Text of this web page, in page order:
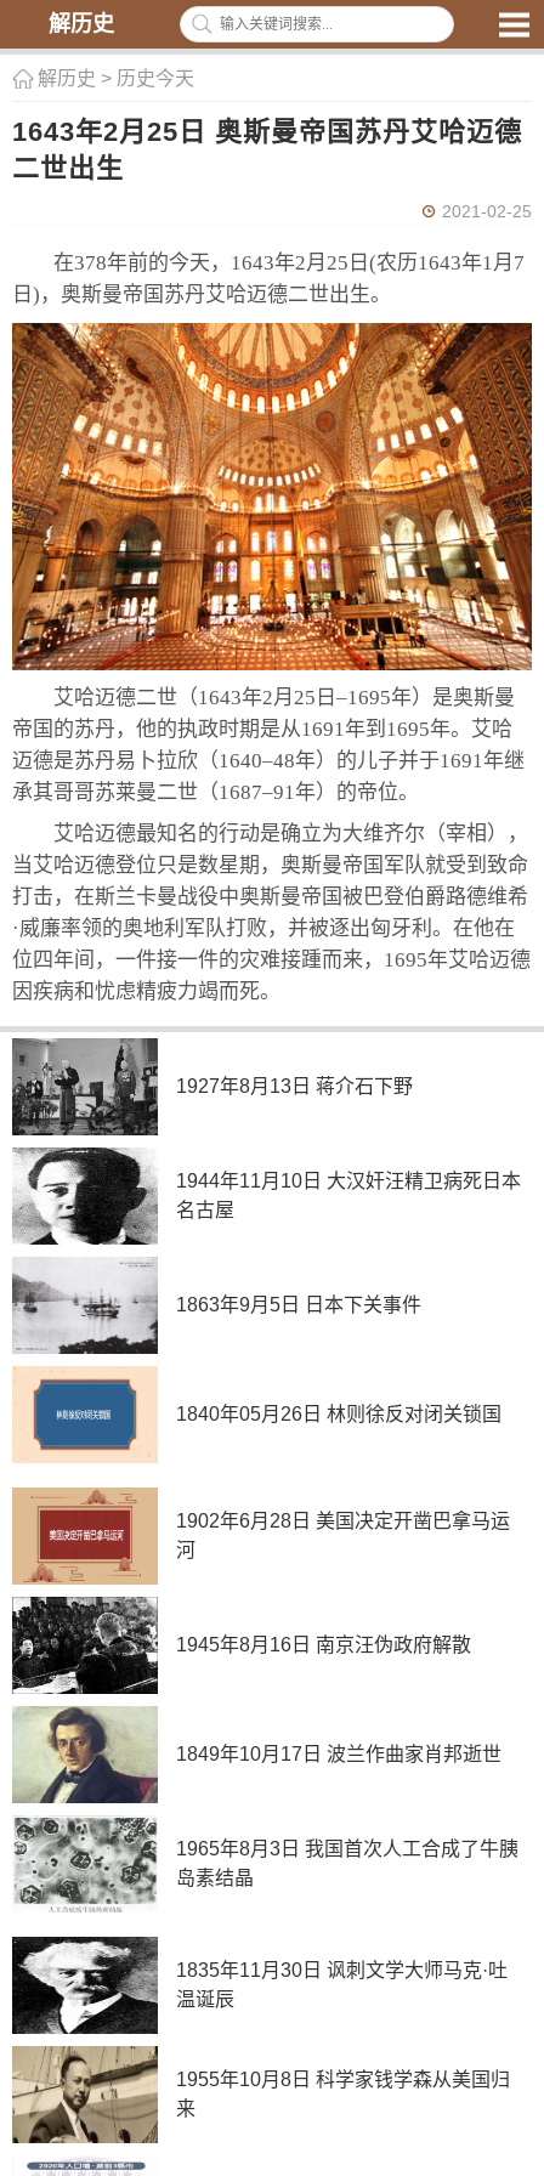
解历史
解历史 > 历史今天
1643年2月25日 奥斯曼帝国苏丹艾哈迈德
二世出生
2021-02-25
在378年前的今天，1643年2月25日(农历1643年1月7
日)，奥斯曼帝国苏丹艾哈迈德二世出生。
艾哈迈德二世（1643年2月25日–1695年）是奥斯曼
帝国的苏丹，他的执政时期是从1691年到1695年。艾哈
迈德是苏丹易卜拉欣（1640–48年）的儿子并于1691年继
承其哥哥苏莱曼二世（1687–91年）的帝位。
艾哈迈德最知名的行动是确立为大维齐尔（宰相），
当艾哈迈德登位只是数星期，奥斯曼帝国军队就受到致命
打击，在斯兰卡曼战役中奥斯曼帝国被巴登伯爵路德维希
·威廉率领的奥地利军队打败，并被逐出匈牙利。在他在
位四年间，一件接一件的灾难接踵而来，1695年艾哈迈德
因疾病和忧虑精疲力竭而死。
1927年8月13日 蒋介石下野
1944年11月10日 大汉奸汪精卫病死日本
名古屋
1863年9月5日 日本下关事件
1840年05月26日 林则徐反对闭关锁国
1902年6月28日 美国决定开凿巴拿马运
河
1945年8月16日 南京汪伪政府解散
1849年10月17日 波兰作曲家肖邦逝世
1965年8月3日 我国首次人工合成了牛胰
岛素结晶
1835年11月30日 讽刺文学大师马克·吐
温诞辰
1955年10月8日 科学家钱学森从美国归
来